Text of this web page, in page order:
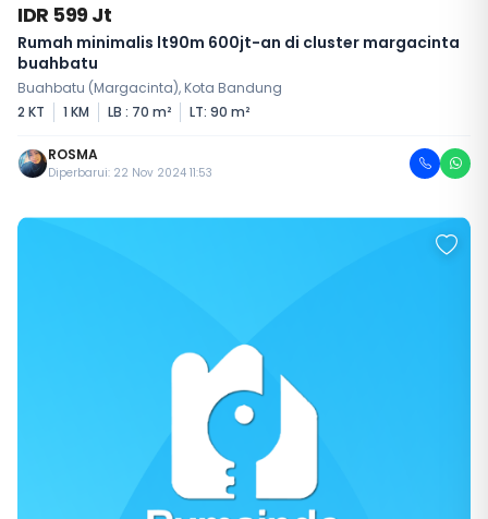
IDR 599 Jt
Rumah minimalis lt90m 600jt-an di cluster margacinta
buahbatu
Buahbatu (Margacinta), Kota Bandung
2 KT
1 KM LB : 70 m² LT: 90 m²
ROSMA
Diperbarui: 22 Nov 2024 11:53